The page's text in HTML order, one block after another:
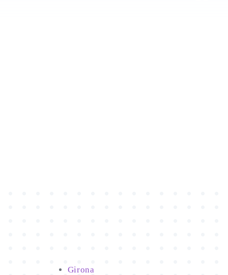
Girona